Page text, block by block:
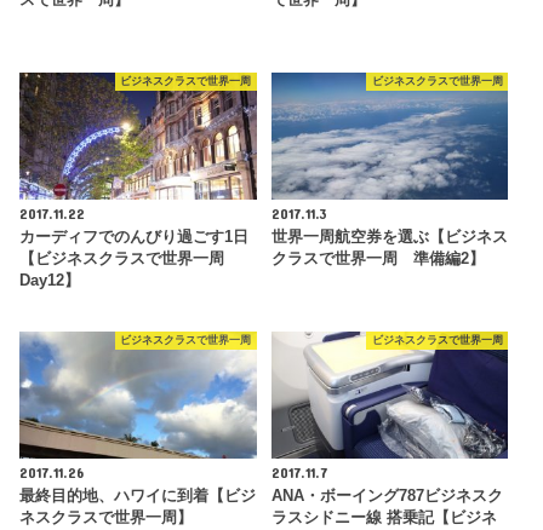
ビジネスクラスで世界一周
2017.11.22
カーディフでのんびり過ごす1日
【ビジネスクラスで世界一周
Day12】
ビジネスクラスで世界一周
2017.11.3
世界一周航空券を選ぶ【ビジネス
クラスで世界一周 準備編2】
ビジネスクラスで世界一周
2017.11.26
最終目的地、ハワイに到着【ビジ
ネスクラスで世界一周】
ビジネスクラスで世界一周
2017.11.7
ANA・ボーイング787ビジネスク
ラスシドニー線 搭乗記【ビジネ